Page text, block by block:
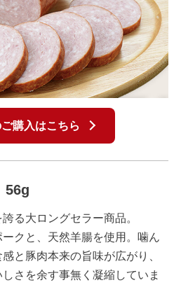
購入はこちら
56g
る大ロングセラー商品。
クと、天然羊腸を使用。噛ん
と豚肉本来の旨味が広がり、
さを余す事無く凝縮していま